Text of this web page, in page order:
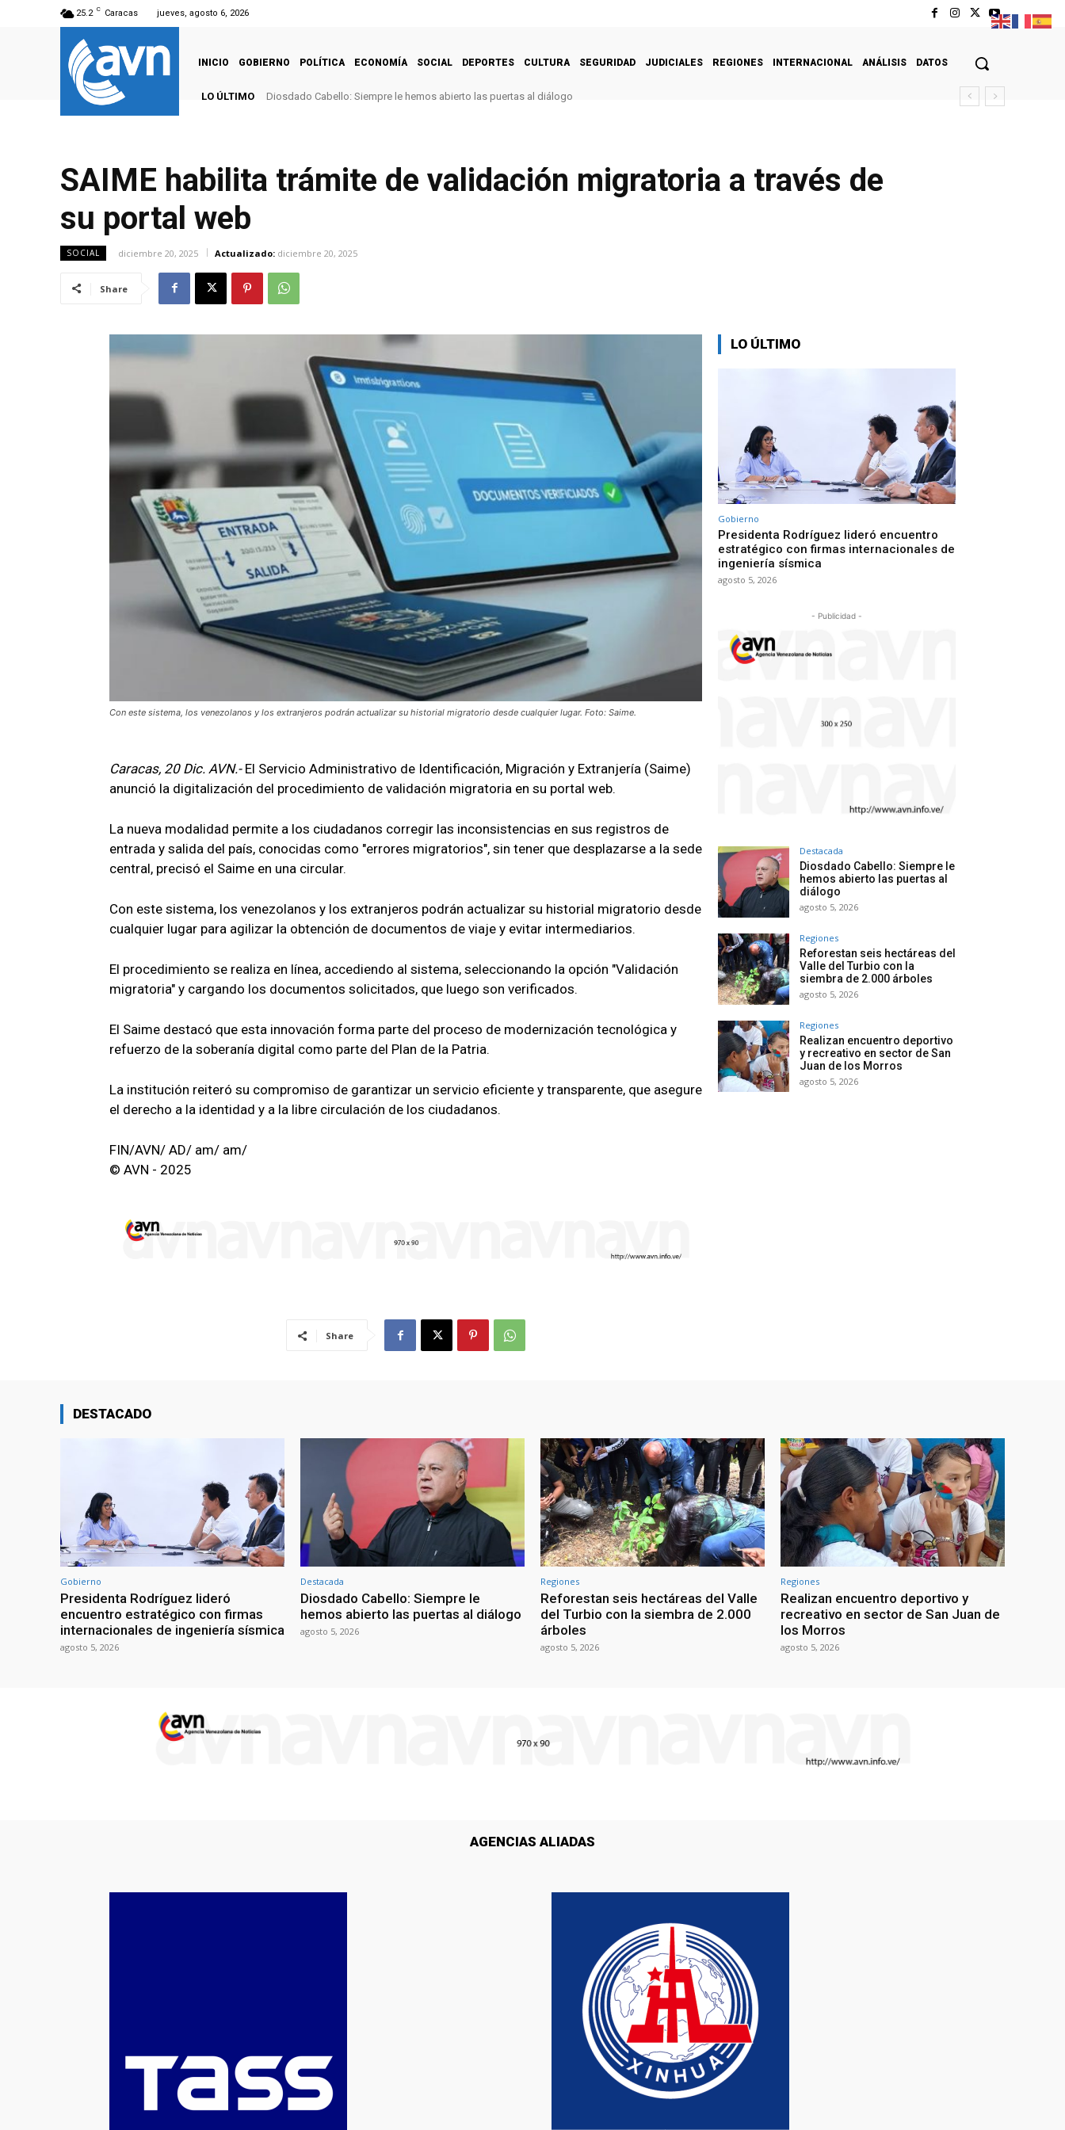
25.2 C Caracas jueves, agosto 6, 2026
INICIO GOBIERNO POLÍTICA ECONOMÍA SOCIAL DEPORTES CULTURA SEGURIDAD JUDICIALES REGIONES INTERNACIONAL ANÁLISIS DATOS
LO ÚLTIMO Diosdado Cabello: Siempre le hemos abierto las puertas al diálogo
SAIME habilita trámite de validación migratoria a través de
su portal web
SOCIAL diciembre 20, 2025 Actualizado: diciembre 20, 2025
Share
Con este sistema, los venezolanos y los extranjeros podrán actualizar su historial migratorio desde cualquier lugar. Foto: Saime.
Caracas, 20 Dic. AVN.- El Servicio Administrativo de Identificación, Migración y Extranjería (Saime)
anunció la digitalización del procedimiento de validación migratoria en su portal web.
La nueva modalidad permite a los ciudadanos corregir las inconsistencias en sus registros de
entrada y salida del país, conocidas como "errores migratorios", sin tener que desplazarse a la sede
central, precisó el Saime en una circular.
Con este sistema, los venezolanos y los extranjeros podrán actualizar su historial migratorio desde
cualquier lugar para agilizar la obtención de documentos de viaje y evitar intermediarios.
El procedimiento se realiza en línea, accediendo al sistema, seleccionando la opción "Validación
migratoria" y cargando los documentos solicitados, que luego son verificados.
El Saime destacó que esta innovación forma parte del proceso de modernización tecnológica y
refuerzo de la soberanía digital como parte del Plan de la Patria.
La institución reiteró su compromiso de garantizar un servicio eficiente y transparente, que asegure
el derecho a la identidad y a la libre circulación de los ciudadanos.
FIN/AVN/ AD/ am/ am/
© AVN - 2025
Share
LO ÚLTIMO
Gobierno
Presidenta Rodríguez lideró encuentro
estratégico con firmas internacionales de
ingeniería sísmica
agosto 5, 2026
- Publicidad -
Destacada
Diosdado Cabello: Siempre le
hemos abierto las puertas al
diálogo
agosto 5, 2026
Regiones
Reforestan seis hectáreas del
Valle del Turbio con la
siembra de 2.000 árboles
agosto 5, 2026
Regiones
Realizan encuentro deportivo
y recreativo en sector de San
Juan de los Morros
agosto 5, 2026
DESTACADO
Gobierno
Presidenta Rodríguez lideró
encuentro estratégico con firmas
internacionales de ingeniería sísmica
agosto 5, 2026
Destacada
Diosdado Cabello: Siempre le
hemos abierto las puertas al diálogo
agosto 5, 2026
Regiones
Reforestan seis hectáreas del Valle
del Turbio con la siembra de 2.000
árboles
agosto 5, 2026
Regiones
Realizan encuentro deportivo y
recreativo en sector de San Juan de
los Morros
agosto 5, 2026
AGENCIAS ALIADAS